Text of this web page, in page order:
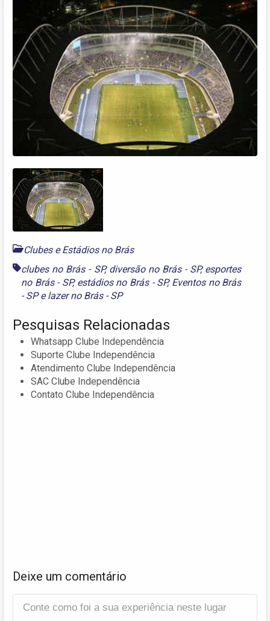
Clubes e Estádios no Brás
clubes no Brás - SP, diversão no Brás - SP, esportes
no Brás - SP, estádios no Brás - SP, Eventos no Brás
- SPelazer no Brás - SP
Pesquisas Relacionadas
Whatsapp Clube Independência
Suporte Clube Independência
Atendimento Clube Independência
SAC Clube Independência
Contato Clube Independência
Deixe um comentário